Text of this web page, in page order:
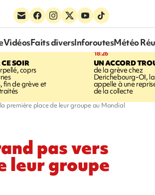
VidéosFaits diversInforoutesMétéo
SOIR
coprs
fin de grève et
18:26
UN ACCORD
de la grève chez
Derichebourg-OI, la
appelle à une
de la collecte
première place de leur groupe au Mondial
pas vers
leur groupe